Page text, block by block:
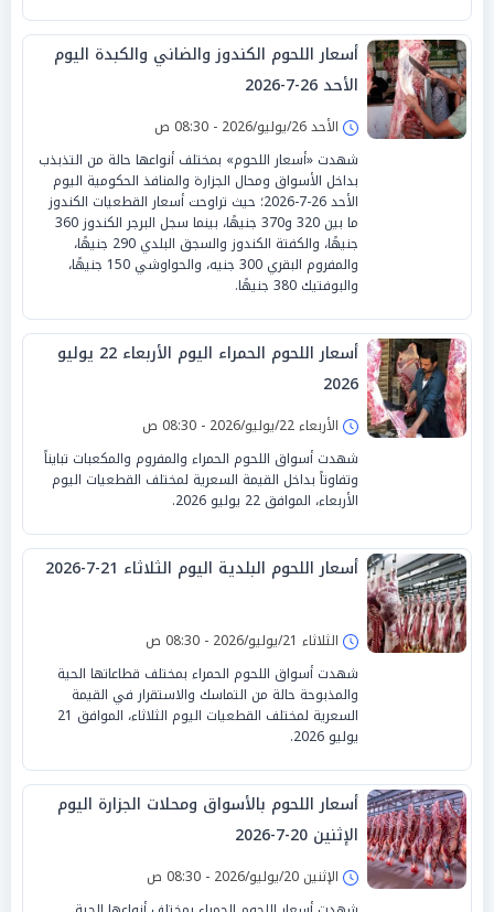
أسعار اللحوم الكندوز والضاني والكبدة اليوم
الأحد 26-7-2026
الأحد 26/يوليو/2026 - 08:30 ص
شهدت «أسعار اللحوم» بمختلف أنواعها حالة من التذبذب
بداخل الأسواق ومحال الجزارة والمنافذ الحكومية اليوم
الأحد 26-7-2026؛ حيث تراوحت أسعار القطعيات الكندوز
ما بين 320 و370 جنيهًا، بينما سجل البرجر الكندوز 360
جنيهًا، والكفتة الكندوز والسجق البلدي 290 جنيهًا،
والمفروم البقري 300 جنيه، والحواوشي 150 جنيهًا،
والبوفتيك 380 جنيهًا.
أسعار اللحوم الحمراء اليوم الأربعاء 22 يوليو
2026
الأربعاء 22/يوليو/2026 - 08:30 ص
شهدت أسواق اللحوم الحمراء والمفروم والمكعبات تبايناً
وتفاوتاً بداخل القيمة السعرية لمختلف القطعيات اليوم
الأربعاء، الموافق 22 يوليو 2026.
أسعار اللحوم البلدية اليوم الثلاثاء 21-7-2026
الثلاثاء 21/يوليو/2026 - 08:30 ص
شهدت أسواق اللحوم الحمراء بمختلف قطاعاتها الحية
والمذبوحة حالة من التماسك والاستقرار في القيمة
السعرية لمختلف القطعيات اليوم الثلاثاء، الموافق 21
يوليو 2026.
أسعار اللحوم بالأسواق ومحلات الجزارة اليوم
الإثنين 20-7-2026
الإثنين 20/يوليو/2026 - 08:30 ص